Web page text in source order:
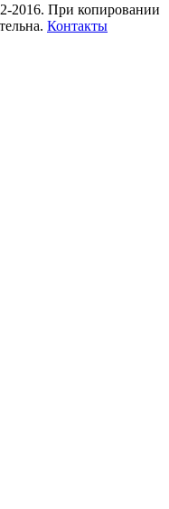
2016. При копировании
Контакты